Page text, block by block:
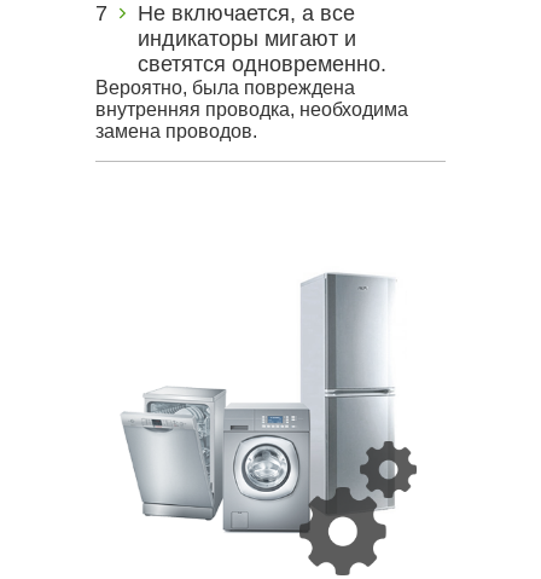
Не включается, а все
индикаторы мигают и
светятся одновременно.
Вероятно, была повреждена
внутренняя проводка, необходима
замена проводов.